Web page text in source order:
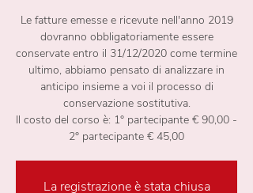
Le fatture emesse e ricevute nell'anno 2019
dovranno obbligatoriamente essere
conservate entro il 31/12/2020 come termine
ultimo, abbiamo pensato di analizzare in
anticipo insieme a voi il processo di
conservazione sostitutiva.
Il costo del corso è: 1° partecipante € 90,00 -
2° partecipante € 45,00
La registrazione è stata chiusa